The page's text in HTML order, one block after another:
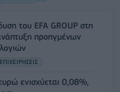
του EFA GROUP στη
προηγμένων
ΕΠΙΧΕΙΡΗΣΕΙΣ
ενισχύεται 0,08%,